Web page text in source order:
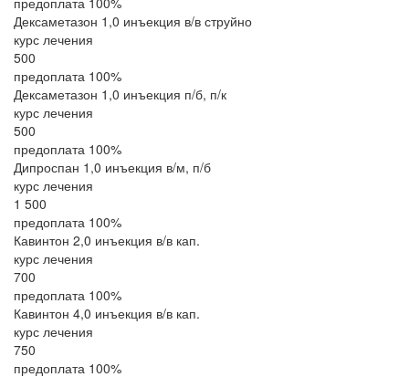
Дексаметазон 1,0 инъекция в/в струйно
курс лечения
500
предоплата 100%
Дексаметазон 1,0 инъекция п/б, п/к
курс лечения
500
предоплата 100%
Дипроспан 1,0 инъекция в/м, п/б
курс лечения
1 500
предоплата 100%
Кавинтон 2,0 инъекция в/в кап.
курс лечения
700
предоплата 100%
Кавинтон 4,0 инъекция в/в кап.
курс лечения
750
предоплата 100%